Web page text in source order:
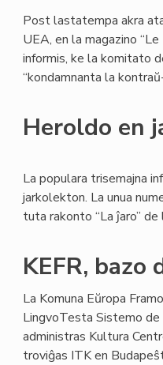
Post lastatempa akra
UEA, en la magazino
informis, ke la komitato
“kondamnanta la
Heroldo en
La populara trisemajna
jarkolekton. La unua
tuta rakonto “La ĵaro”
KEFR,
La Komuna Eŭropa
LingvoTesta Sistemo
administras Kultura
troviĝas ITK en